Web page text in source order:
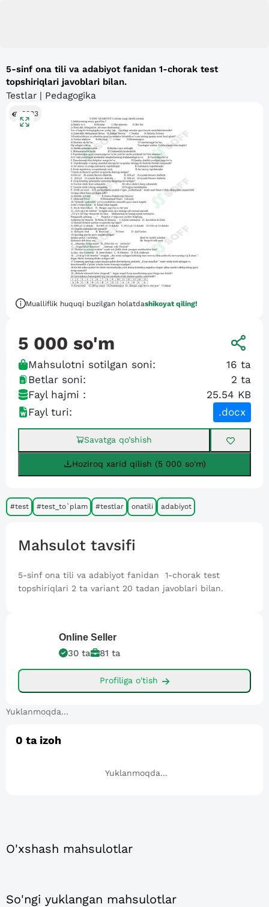
5-sinf ona tili va adabiyot fanidan 1-chorak test
topshiriqlari javoblari bilan.
Testlar | Pedagogika
9333
Mualliflik huquqi buzilgan holatdashikoyat qiling!
5 000 so'm
Mahsulotni sotilgan soni: 16 ta
Betlar soni:
2 ta
Fayl hajmi :
25.54 KB
Fayl turi:
.docx
Savatga qo’shish
Hoziroq xarid qilish (5 000 so'm)
#test #test_to`plam #testlar onatili adabiyot
Mahsulot tavsifi
5-sinf ona tili va adabiyot fanidan 1-chorak test
topshiriqlari 2 ta variant 20 tadan javoblari bilan.
Online Seller
30 ta 81 ta
Profiliga o'tish
Yuklanmoqda...
0 ta izoh
Yuklanmoqda...
O'xshash mahsulotlar
So'ngi yuklangan mahsulotlar